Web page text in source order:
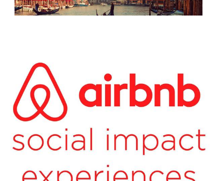
APPUNTAMENTI E NEWS
SPORTELLI
CNA NEL TERRITORIO